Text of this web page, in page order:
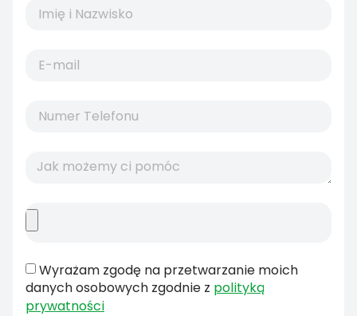
Wyrażam zgodę na przetwarzanie moich
danych osobowych zgodnie z polityką
prywatności